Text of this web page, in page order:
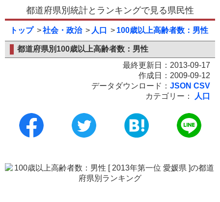
都道府県別統計とランキングで見る県民性
トップ 社会・政治 人口 100歳以上高齢者数：男性
都道府県別100歳以上高齢者数：男性
最終更新日：2013-09-17
作成日：2009-09-12
データダウンロード： JSON CSV
カテゴリー：
人口